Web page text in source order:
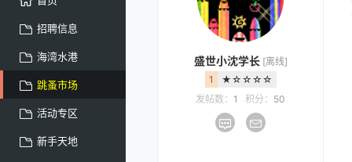
招聘信息
海湾水港
跳蚤市场
活动专区
新手天地
盛世小沈学长 [离线]
1
★☆☆☆☆
发帖数： 1 积分： 50